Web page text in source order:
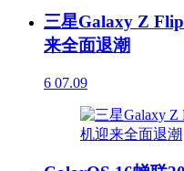
三星Galaxy Z
来全面退潮
6 07.09